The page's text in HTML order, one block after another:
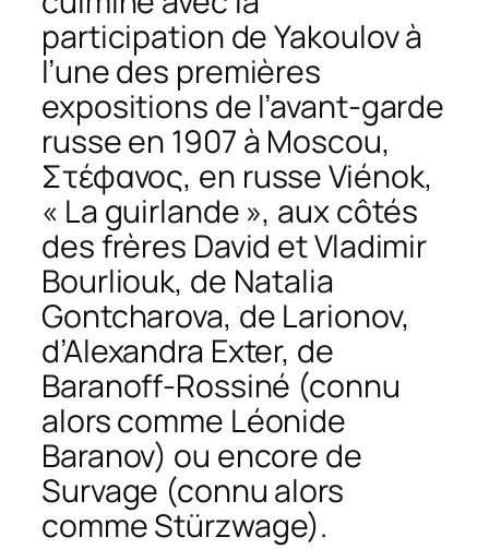
participation de Yakoulov à
l’une des premières
expositions de l’avant-garde
russe en 1907 à Moscou,
Στέφανος, en russeViénok,
« La guirlande », aux côtés
des frères David et Vladimir
Bourliouk, de Natalia
Gontcharova, de Larionov,
d’Alexandra Exter, de
Baranoff-Rossiné (connu
alors comme Léonide
Baranov) ou encore de
Survage (connu alors
comme Stürzwage).